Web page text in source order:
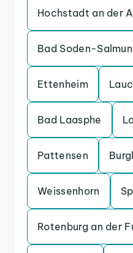
Hochstadt an der
Bad Soden-
Ettenheim
Bad Laasphe
Pattensen
Weissenhorn
Rotenburg an der